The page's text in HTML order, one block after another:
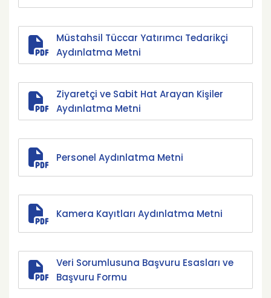
Müstahsil Tüccar Yatırımcı Tedarikçi
Aydınlatma Metni
Ziyaretçi ve Sabit Hat Arayan Kişiler
Aydınlatma Metni
Personel Aydınlatma Metni
Kamera Kayıtları Aydınlatma Metni
Veri Sorumlusuna Başvuru Esasları ve
Başvuru Formu